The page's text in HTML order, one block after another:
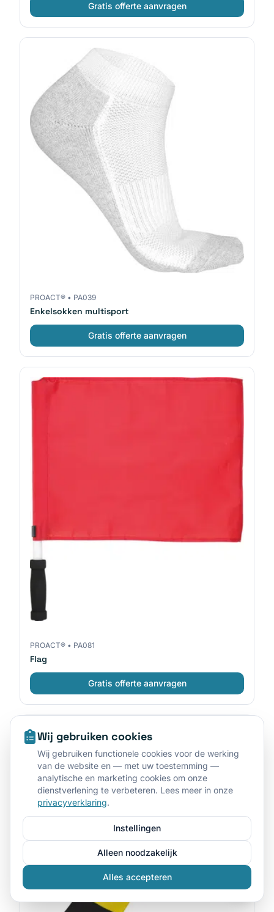
Wij gebruiken cookies
Wij gebruiken functionele cookies voor de werking
van de website en — met uw toestemming —
analytische en marketing cookies om onze
dienstverlening te verbeteren. Lees meer in onze
privacyverklaring.
Instellingen
Alleen noodzakelijk
Alles accepteren
Gratis offerte aanvragen
PROACT® • PA039
Enkelsokken multisport
Gratis offerte aanvragen
PROACT® • PA081
Flag
Gratis offerte aanvragen